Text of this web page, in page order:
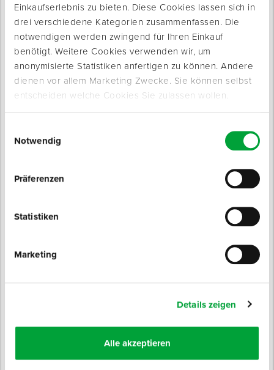
Einkaufserlebnis zu bieten. Diese Cookies lassen sich in
drei verschiedene Kategorien zusammenfassen. Die
notwendigen werden zwingend für Ihren Einkauf
benötigt. Weitere Cookies verwenden wir, um
anonymisierte Statistiken anfertigen zu können. Andere
dienen vor allem Marketing Zwecke. Sie können selbst
entscheiden welche Cookies Sie zulassen wollen.
Notwendig
Präferenzen
Statistiken
Marketing
Details zeigen
Alle akzeptieren
Produkte werden geladen ...
Produktinfo
Mörtelkübel aus hochfestem Spezialkunststoff zum Mischen,
Transportieren und Entsorgen von Baumaterial.
sowie pulverbeschichtetem, hochkorrosionsbeständigem